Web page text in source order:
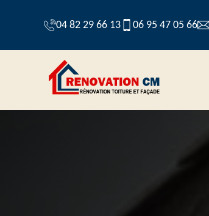
04 82 29 66 13 06 95 47 05 66